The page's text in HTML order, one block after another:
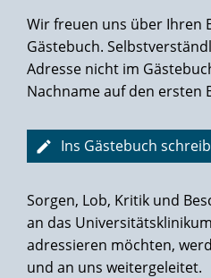
Verlief der Eingriff ganz nach
Höchst routiniert der
Der Rückblick auf dies erste
Bezeugt den Mut und auch den
Im Wettlauf um den
Um weiter froh und taff zu
Auch wenn man es noch
Nicht jeder Kraftakt ist erlaubt.
Wir freuen uns über Ihren
Gästebuch.
Adresse nicht im
Nachname auf den ersten
Ins Gästebuch
Sorgen, Lob, Kritik und
an das
adressieren möchten,
und an uns weitergeleitet.